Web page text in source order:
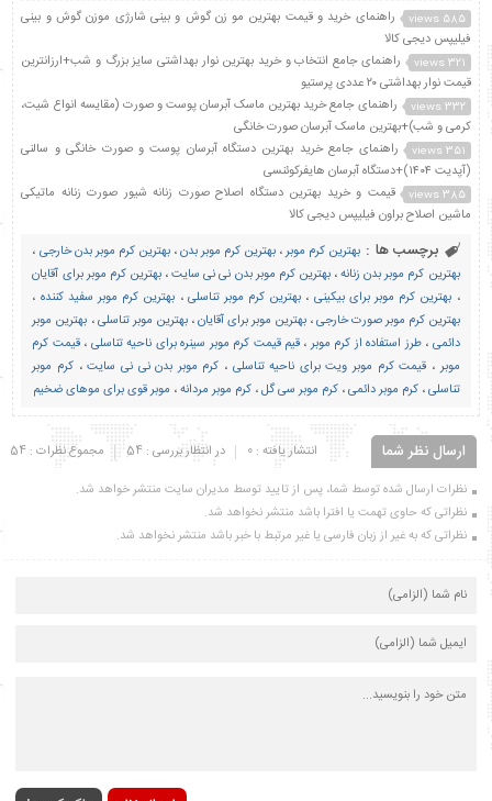
585 views
راهنمای خرید و قیمت بهترین مو زن گوش و بینی شارژی موزن گوش و بینی
فیلیپس دیجی کالا
321 views
راهنمای جامع انتخاب و خرید بهترین نوار بهداشتی سایز بزرگ و شب+ارزانترین
قیمت نوار بهداشتی ۲۰ عددی پرستیو
332 views
راهنمای جامع خرید بهترین ماسک آبرسان پوست و صورت (مقایسه انواع شیت،
کرمی و شب)+بهترین ماسک آبرسان صورت خانگی
351 views
راهنمای جامع خرید بهترین دستگاه آبرسان پوست و صورت خانگی و سالنی
(آپدیت ۱۴۰۴)+دستگاه آبرسان هایفرکوئنسی
385 views
قیمت و خرید بهترین دستگاه اصلاح صورت زنانه شیور صورت زنانه ماتیکی
ماشین اصلاح براون فیلیپس دیجی کالا
برچسب ها : بهترین کرم موبر، بهترین کرم موبر بدن،بهترین کرم موبر بدن خارجی ،
بهترین کرم موبر بدن زنانه،بهترین کرم موبر بدن نی نی سایت،بهترین کرم موبر برای آقایان
، بهترین کرم موبر برای بیکینی ، بهترین کرم موبر تناسلی ، بهترین کرم موبر سفید کننده ،
بهترین کرم موبر صورت خارجی،بهترین موبر برای آقایان،بهترین موبر تناسلی، بهترین موبر
دائمی ،طرز استفاده از کرم موبر،قیم قیمت کرم موبر سینره برای ناحیه تناسلی ،قیمت کرم
موبر، قیمت کرم موبر ویت برای ناحیه تناسلی ، کرم موبر بدن نی نی سایت، کرم موبر
تناسلی،کرم موبر دائمی،کرم موبر سی گل،کرم موبر مردانه، موبر قوی برای موهای ضخیم
ارسال نظر شما مجموع نظرات : 54 در انتظار بررسی : 54
انتشار یافته : 0
نظرات ارسال شده توسط شما، پس از تایید توسط مدیران سایت منتشر خواهد شد.
نظراتی که حاوی تهمت یا افترا باشد منتشر نخواهد شد.
نظراتی که به غیر از زبان فارسی یا غیر مرتبط با خبر باشد منتشر نخواهد شد.